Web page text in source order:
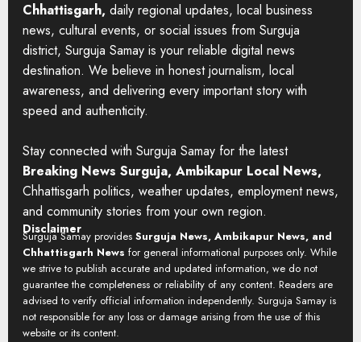
Chhattisgarh, daily regional updates, local business
news, cultural events, or social issues from Surguja
district, Surguja Samay is your reliable digital news
destination. We believe in honest journalism, local
awareness, and delivering every important story with
speed and authenticity.
Stay connected with Surguja Samay for the latest
Breaking News Surguja, Ambikapur Local News,
Chhattisgarh politics, weather updates, employment news,
and community stories from your own region.
Disclaimer
Surguja Samay provides Surguja News, Ambikapur News, and
Chhattisgarh News for general informational purposes only. While
we strive to publish accurate and updated information, we do not
guarantee the completeness or reliability of any content. Readers are
advised to verify official information independently. Surguja Samay is
not responsible for any loss or damage arising from the use of this
website or its content.